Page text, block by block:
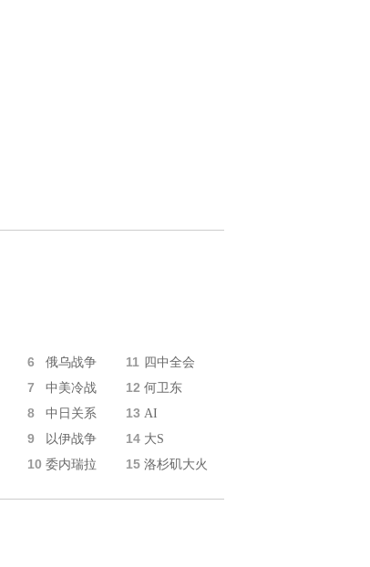
6 俄乌战争 11 四中全会
7 中美冷战 12 何卫东
8 中日关系 13 AI
9 以伊战争 14 大S
10 委内瑞拉 15 洛杉矶大火